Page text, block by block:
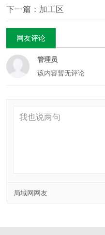
下一篇：加工区
网友评论
管理员
该内容暂无评论
局域网网友